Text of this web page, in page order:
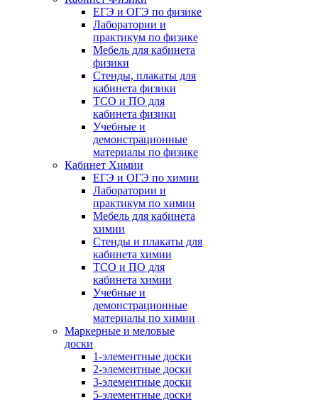
ЕГЭ и ОГЭ по физике
Лаборатории и
практикум по физике
Мебель для кабинета
физики
Стенды, плакаты для
кабинета физики
ТСО и ПО для
кабинета физики
Учебные и
демонстрационные
материалы по физике
Кабинет Химии
ЕГЭ и ОГЭ по химии
Лаборатории и
практикум по химии
Мебель для кабинета
химии
Стенды и плакаты для
кабинета химии
ТСО и ПО для
кабинета химии
Учебные и
демонстрационные
материалы по химии
Маркерные и меловые
доски
1-элементные доски
2-элементные доски
3-элементные доски
5-элементные доски